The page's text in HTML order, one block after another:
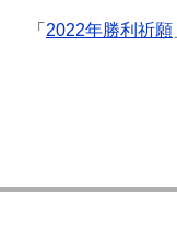
「 2022年勝利祈願